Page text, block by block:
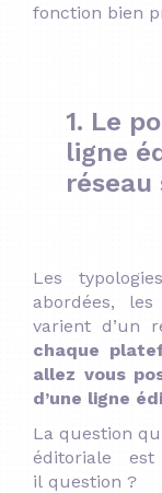
fonction bien
1. Le
ligne
réseau
Les
abordées,
varient d’un
chaque
allez vous
d’une ligne
La question
éditoriale
il question ?